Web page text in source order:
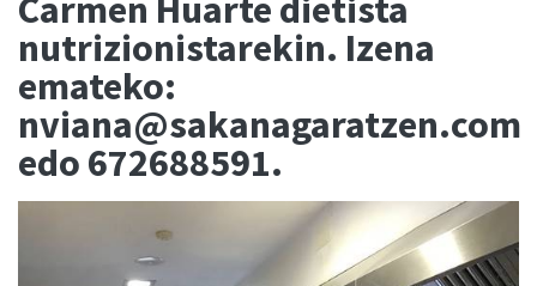
Carmen Huarte dietista
nutrizionistarekin. Izena
emateko:
nviana@sakanagaratzen.com
edo 672688591.